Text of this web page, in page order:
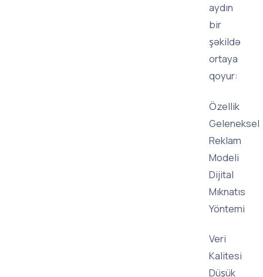
aydın
bir
şəkildə
ortaya
qoyur:
Özellik
Geleneksel
Reklam
Modeli
Dijital
Mıknatıs
Yöntemi
Veri
Kalitesi
Düşük